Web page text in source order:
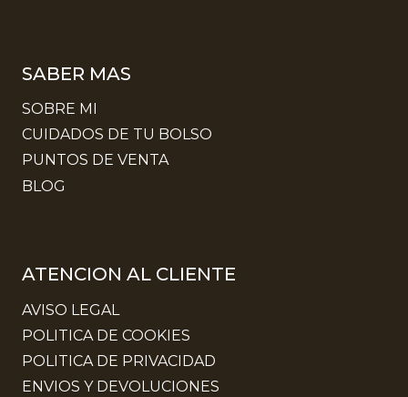
SABER MAS
SOBRE MI
CUIDADOS DE TU BOLSO
PUNTOS DE VENTA
BLOG
ATENCION AL CLIENTE
AVISO LEGAL
POLITICA DE COOKIES
POLITICA DE PRIVACIDAD
ENVIOS Y DEVOLUCIONES